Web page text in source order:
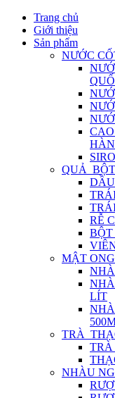
Trang chủ
Giới thiệu
Sản phẩm
NƯỚC
RỄ
MẬT
LÍT
TRÀ
NHÀU